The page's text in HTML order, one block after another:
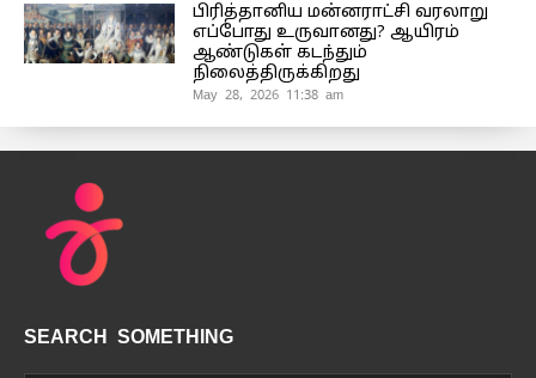
பிரித்தானிய மன்னராட்சி வரலாறு
எப்போது உருவானது? ஆயிரம்
ஆண்டுகள் கடந்தும்
நிலைத்திருக்கிறது
May 28, 2026 11:38 am
SEARCH SOMETHING